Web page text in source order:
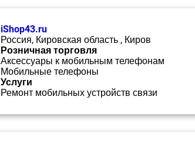
iShop43.ru
Россия, Кировская область , Киров
Розничная торговля
Аксессуары к мобильным телефонам
Мобильные телефоны
Услуги
Ремонт мобильных устройств связи